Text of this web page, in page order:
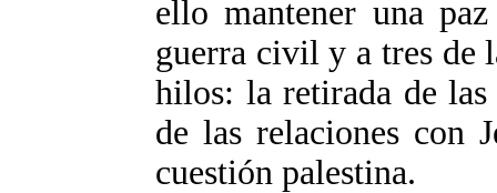
ello mantener una
guerra civil y a tres de
hilos: la retirada de
de las relaciones con
cuestión palestina.